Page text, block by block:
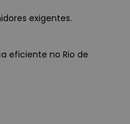
exigentes.
eficiente no Rio de